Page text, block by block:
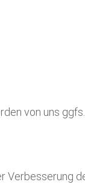
von uns
Verbesserung